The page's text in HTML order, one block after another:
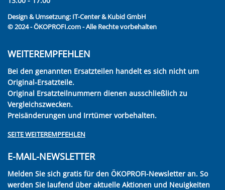
Design & Umsetzung: IT-Center & Kubid GmbH
© 2024 - ÖKOPROFI.com - Alle Rechte vorbehalten
WEITEREMPFEHLEN
Bei den genannten Ersatzteilen handelt es sich nicht um
Original-Ersatzteile.
Original Ersatzteilnummern dienen ausschließlich zu
Vergleichszwecken.
Preisänderungen und Irrtümer vorbehalten.
SEITE WEITEREMPFEHLEN
E-MAIL-NEWSLETTER
Melden Sie sich gratis für den ÖKOPROFI-Newsletter an. So
werden Sie laufend über aktuelle Aktionen und Neuigkeiten